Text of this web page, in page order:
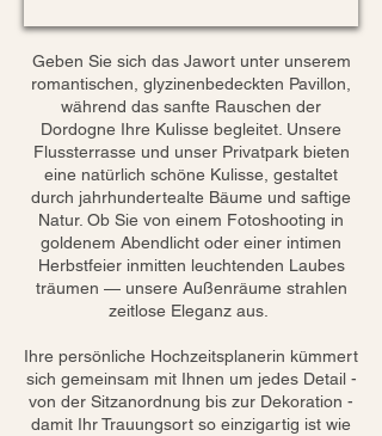
Geben Sie sich das Jawort unter unserem
romantischen, glyzinenbedeckten Pavillon,
während das sanfte Rauschen der
Dordogne Ihre Kulisse begleitet. Unsere
Flussterrasse und unser Privatpark bieten
eine natürlich schöne Kulisse, gestaltet
durch jahrhundertealte Bäume und saftige
Natur. Ob Sie von einem Fotoshooting in
goldenem Abendlicht oder einer intimen
Herbstfeier inmitten leuchtenden Laubes
träumen — unsere Außenräume strahlen
zeitlose Eleganz aus.
Ihre persönliche Hochzeitsplanerin kümmert
sich gemeinsam mit Ihnen um jedes Detail -
von der Sitzanordnung bis zur Dekoration -
damit Ihr Trauungsort so einzigartig ist wie